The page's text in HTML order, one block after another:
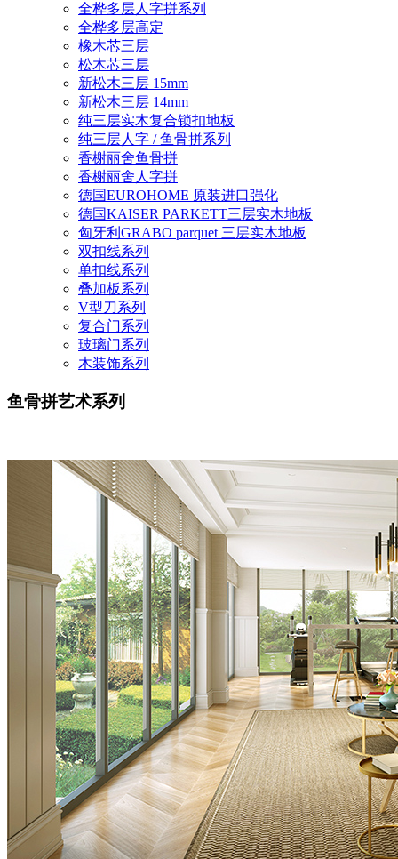
全桦多层人字拼系列
全桦多层高定
橡木芯三层
松木芯三层
新松木三层 15mm
新松木三层 14mm
纯三层实木复合锁扣地板
纯三层人字 / 鱼骨拼系列
香榭丽舍鱼骨拼
香榭丽舍人字拼
德国EUROHOME 原装进口强化
德国KAISER PARKETT三层实木地板
匈牙利GRABO parquet 三层实木地板
双扣线系列
单扣线系列
叠加板系列
V型刀系列
复合门系列
玻璃门系列
木装饰系列
鱼骨拼艺术系列